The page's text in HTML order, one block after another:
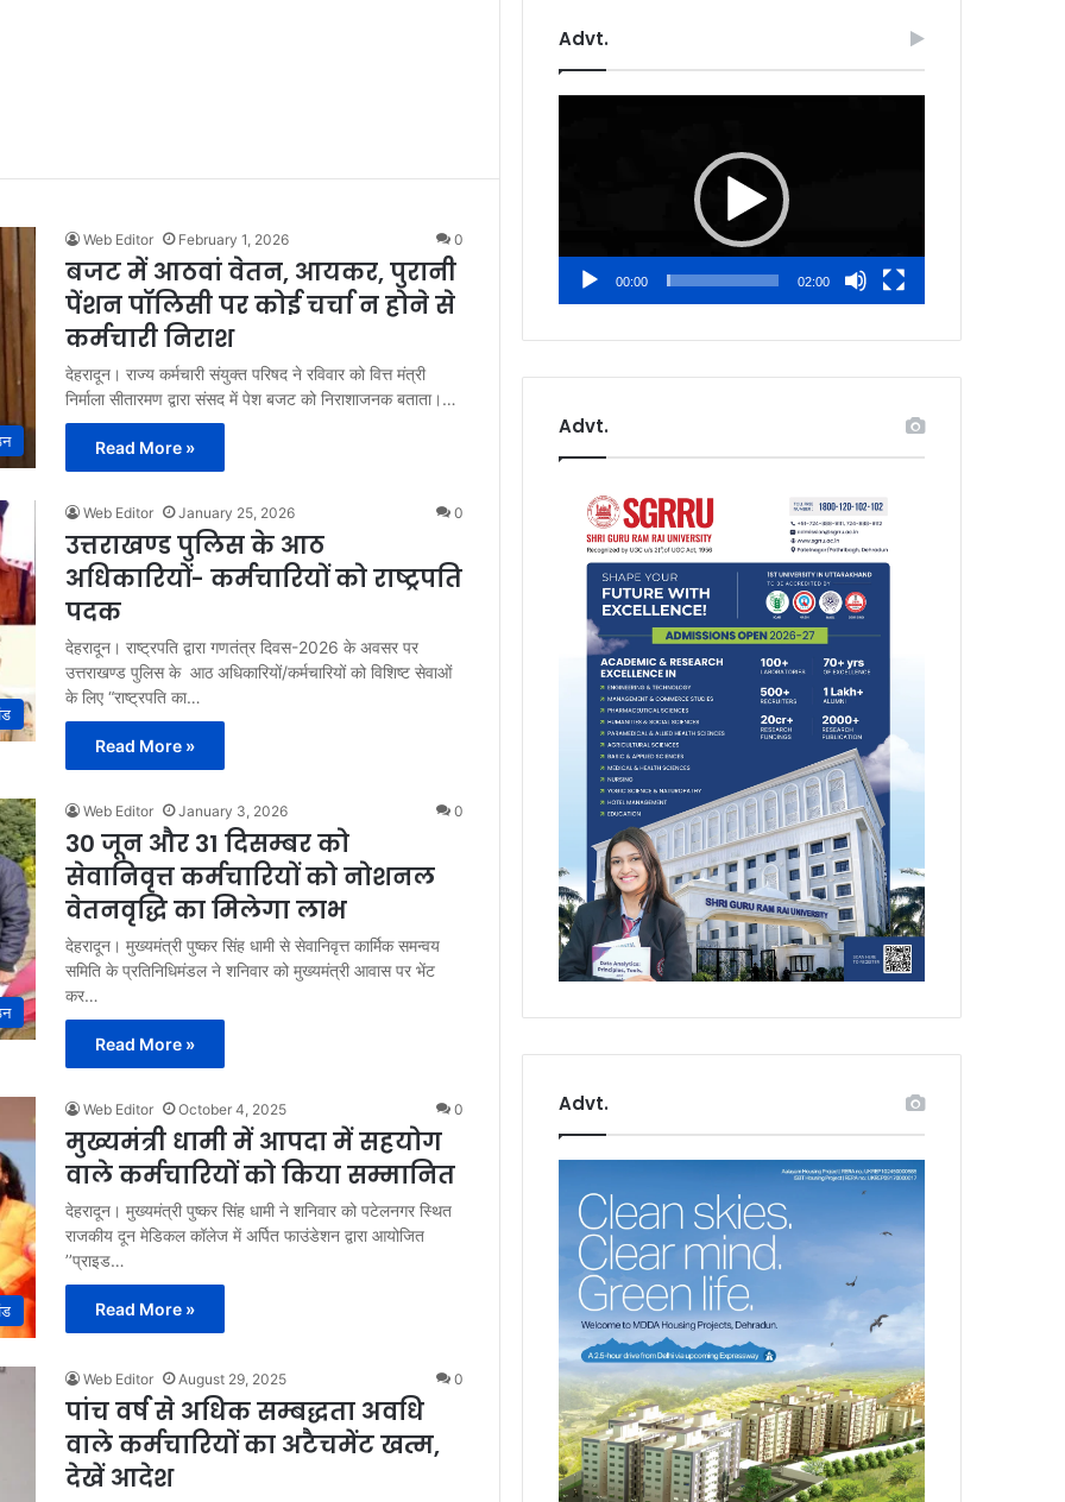
Web Editor February 1, 2026 0
बजट में आठवां वेतन, आयकर, पुरानी
पेंशन पॉलिसी पर कोई चर्चा न होने से
कर्मचारी निराश
देहरादून। राज्य कर्मचारी संयुक्त परिषद ने रविवार को वित्त मंत्री
निर्माला सीतारमण द्वारा संसद में पेश बजट को निराशाजनक बताता।…
Read More »
Web Editor January 25, 2026 0
उत्तराखण्ड पुलिस के आठ
अधिकारियों- कर्मचारियों को राष्ट्रपति
पदक
देहरादून। राष्ट्रपति द्वारा गणतंत्र दिवस-2026 के अवसर पर
उत्तराखण्ड पुलिस के आठ अधिकारियों/कर्मचारियों को विशिष्ट सेवाओं
के लिए “राष्ट्रपति का…
Read More »
Web Editor January 3, 2026 0
30 जून और 31 दिसम्बर को
सेवानिवृत्त कर्मचारियों को नोशनल
वेतनवृद्धि का मिलेगा लाभ
देहरादून। मुख्यमंत्री पुष्कर सिंह धामी से सेवानिवृत्त कार्मिक समन्वय
समिति के प्रतिनिधिमंडल ने शनिवार को मुख्यमंत्री आवास पर भेंट
कर…
Read More »
Web Editor October 4, 2025 0
मुख्यमंत्री धामी में आपदा में सहयोग
वाले कर्मचारियों को किया सम्मानित
देहरादून। मुख्यमंत्री पुष्कर सिंह धामी ने शनिवार को पटेलनगर स्थित
राजकीय दून मेडिकल कॉलेज में अर्पित फाउंडेशन द्वारा आयोजित
’’प्राइड…
Read More »
Web Editor August 29, 2025 0
पांच वर्ष से अधिक सम्बद्धता अवधि
वाले कर्मचारियों का अटैचमेंट खत्म,
देखें आदेश
Advt.
00:00 02:00
Advt.
Advt.